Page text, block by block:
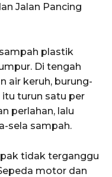
Jalan Pancing
plastik
Di tengah
air keruh, burung-
turun satu per
perlahan, lalu
sela sampah.
tidak terganggu
motor dan